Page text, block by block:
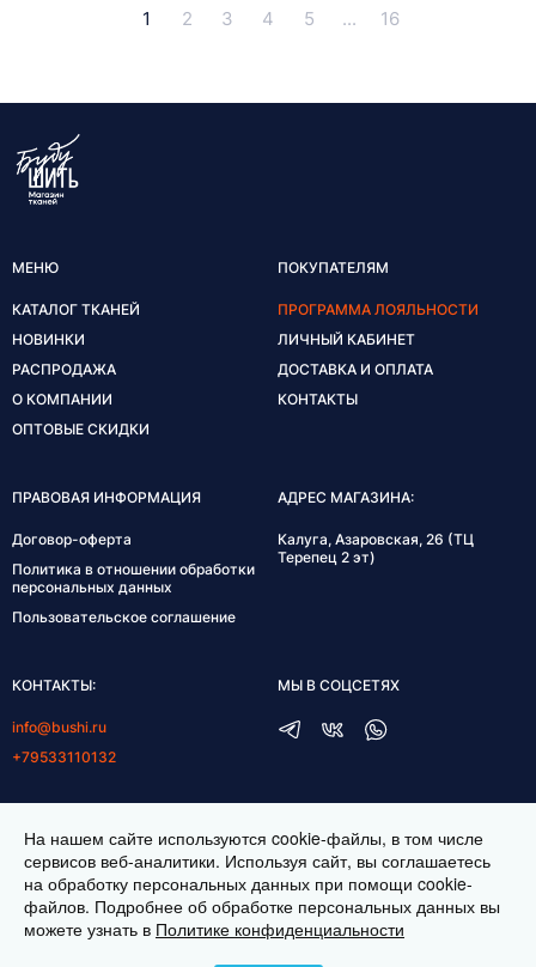
1 2 3 4 5 ... 16
МЕНЮ
КАТАЛОГ ТКАНЕЙ
НОВИНКИ
РАСПРОДАЖА
О КОМПАНИИ
ОПТОВЫЕ СКИДКИ
ПОКУПАТЕЛЯМ
ПРОГРАММА ЛОЯЛЬНОСТИ
ЛИЧНЫЙ КАБИНЕТ
ДОСТАВКА И ОПЛАТА
КОНТАКТЫ
ПРАВОВАЯ ИНФОРМАЦИЯ
Договор-оферта
Политика в отношении обработки
персональных данных
Пользовательское соглашение
АДРЕС МАГАЗИНА:
Калуга, Азаровская, 26 (ТЦ
Терепец 2 эт)
КОНТАКТЫ:
info@bushi.ru
+79533110132
пн-пт 10:00-19:00
сб 11:00-17:00
МЫ В СОЦСЕТЯХ
На нашем сайте используются cookie-файлы, в том числе
сервисов веб-аналитики. Используя сайт, вы соглашаетесь
на обработку персональных данных при помощи cookie-
файлов. Подробнее об обработке персональных данных вы
можете узнать в Политике конфиденциальности